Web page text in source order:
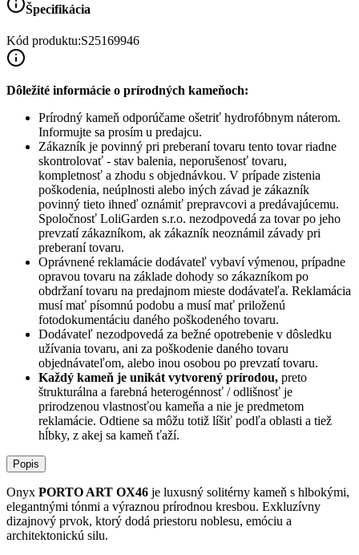
Špecifikácia
Kód produktu:S25169946
Dôležité informácie o prírodných kameňoch:
Prírodný kameň odporúčame ošetriť hydrofóbnym náterom.
Informujte sa prosím u predajcu.
Zákazník je povinný pri preberaní tovaru tento tovar riadne
skontrolovať - stav balenia, neporušenosť tovaru,
kompletnosť a zhodu s objednávkou. V prípade zistenia
poškodenia, neúplnosti alebo iných závad je zákazník
povinný tieto ihneď oznámiť prepravcovi a predávajúcemu.
Spoločnosť LoliGarden s.r.o. nezodpovedá za tovar po jeho
prevzatí zákazníkom, ak zákazník neoznámil závady pri
preberaní tovaru.
Oprávnené reklamácie dodávateľ vybaví výmenou, prípadne
opravou tovaru na základe dohody so zákazníkom po
obdržaní tovaru na predajnom mieste dodávateľa. Reklamácia
musí mať písomnú podobu a musí mať priloženú
fotodokumentáciu daného poškodeného tovaru.
Dodávateľ nezodpovedá za bežné opotrebenie v dôsledku
užívania tovaru, ani za poškodenie daného tovaru
objednávateľom, alebo inou osobou po prevzatí tovaru.
Každý kameň je unikát vytvorený prírodou, preto
štrukturálna a farebná heterogénnosť / odlišnosť je
prirodzenou vlastnosťou kameňa a nie je predmetom
reklamácie. Odtiene sa môžu totiž líšiť podľa oblasti a tiež
hĺbky, z akej sa kameň ťaží.
Popis
Onyx PORTO ART OX46 je luxusný solitérny kameň s hlbokými,
elegantnými tónmi a výraznou prírodnou kresbou. Exkluzívny
dizajnový prvok, ktorý dodá priestoru noblesu, emóciu a
architektonickú silu.